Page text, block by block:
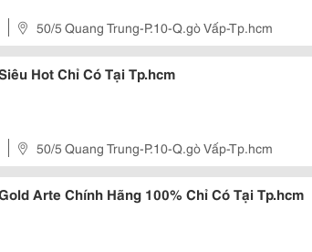
50/5 Quang Trung-P.10-Q.gò Vấp-Tp.hcm
8800 Siêu Hot Chỉ Có Tại Tp.hcm
50/5 Quang Trung-P.10-Q.gò Vấp-Tp.hcm
Arte Chính Hãng 100% Chỉ Có Tại Tp.hcm